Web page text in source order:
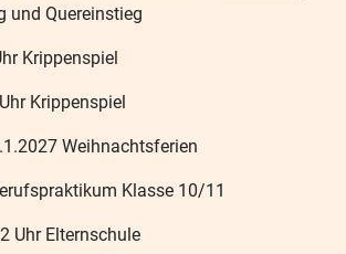
und Quereinstieg
Krippenspiel
Krippenspiel
Weihnachtsferien
Klasse 10/11
Uhr Elternschule